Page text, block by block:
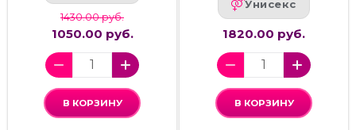
1430.00 руб.
1050.00 руб.
В КОРЗИНУ
Унисекс
1820.00 руб.
В КОРЗИНУ